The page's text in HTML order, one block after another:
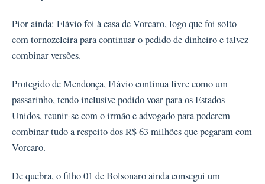
Pior ainda: Flávio foi à casa de Vorcaro, logo que foi solto
com tornozeleira para continuar o pedido de dinheiro e talvez
combinar versões.
Protegido de Mendonça, Flávio continua livre como um
passarinho, tendo inclusive podido voar para os Estados
Unidos, reunir-se com o irmão e advogado para poderem
combinar tudo a respeito dos R$ 63 milhões que pegaram com
Vorcaro.
De quebra, o filho 01 de Bolsonaro ainda consegui um